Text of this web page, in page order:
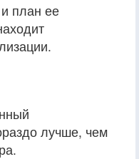
план ее
лучше, чем